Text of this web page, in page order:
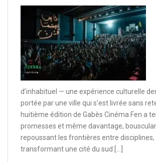
d’inhabituel — une expérience culturelle
portée par une ville qui s’est livrée sans
huitième édition de Gabès Cinéma Fen a
promesses et même davantage,
repoussant les frontières entre disciplines,
transformant une cité du sud […]